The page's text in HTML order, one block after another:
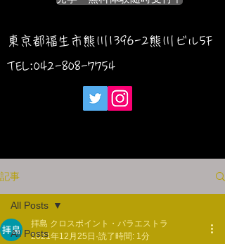
東京都福生市熊川1396-2熊川ビル5F
TEL:042-808-7754
記事
All Posts
All Posts
拝島 クロスポイント・パラエストラ
2021年12月25日 読了時間: 1分